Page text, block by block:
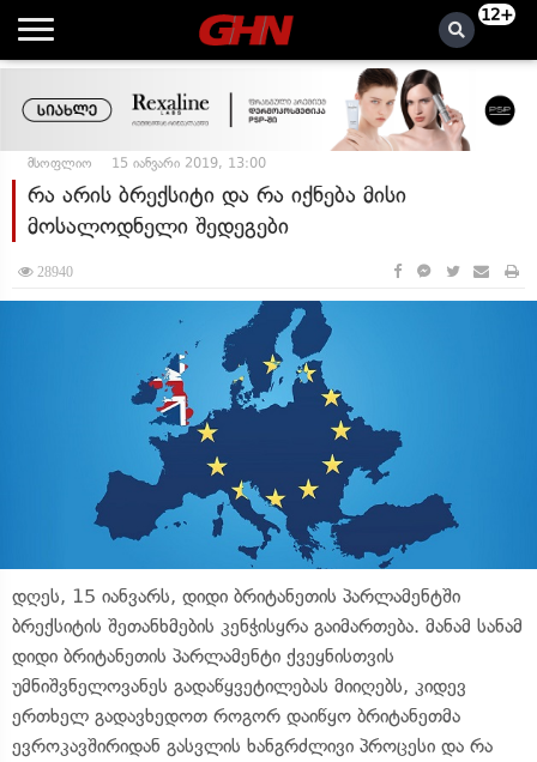
12+
მსოფლიო 15 იანვარი 2019, 13:00
რა არის ბრექსიტი და რა იქნება მისი
მოსალოდნელი შედეგები
28940
დღეს, 15 იანვარს, დიდი ბრიტანეთის პარლამენტში
ბრექსიტის შეთანხმების კენჭისყრა გაიმართება. მანამ სანამ
დიდი ბრიტანეთის პარლამენტი ქვეყნისთვის
უმნიშვნელოვანეს გადაწყვეტილებას მიიღებს, კიდევ
ერთხელ გადავხედოთ როგორ დაიწყო ბრიტანეთმა
ევროკავშირიდან გასვლის ხანგრძლივი პროცესი და რა